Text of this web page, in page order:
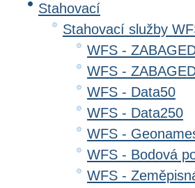
Stahovací
Stahovací služby
WFS -
WFS -
WFS - Data50
WFS - Data250
WFS -
WFS - Bodová
WFS -